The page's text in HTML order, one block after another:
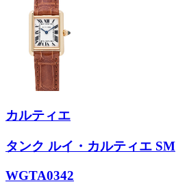
カルティエ
タンク ルイ・カルティエ SM
WGTA0342